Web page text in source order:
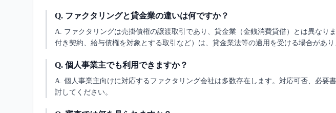
Q. ファクタリングと貸金業の違いは何ですか？
A. ファクタリングは売掛債権の譲渡取引であり、貸金業（金銭消費貸借）とは異な
付き契約、給与債権を対象とする取引など）は、貸金業法等の適用を受ける場合があ
Q. 個人事業主でも利用できますか？
A. 個人事業主向けに対応するファクタリング会社は多数存在します。対応可否、必
討してください。